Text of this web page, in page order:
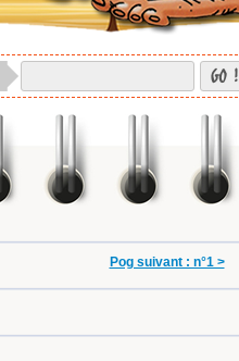
GO !
Pog suivant : n°1 >